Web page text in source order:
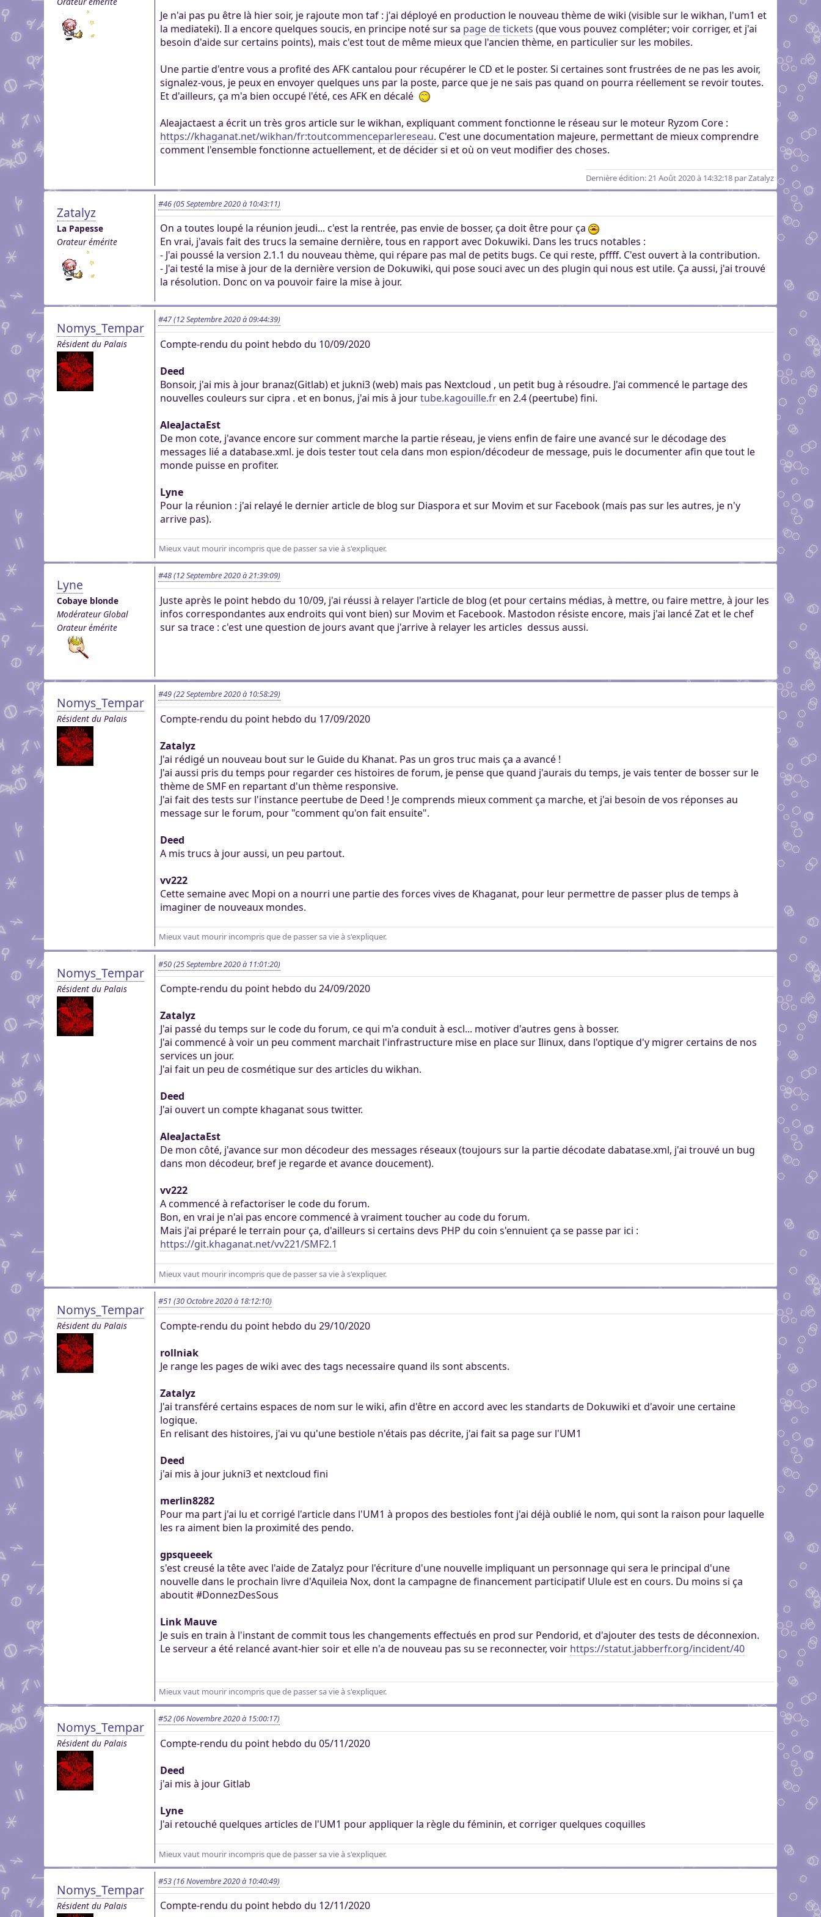
Pour partager des fichiers. Tout le monde
peut s'inscrire, mais limité à 100Mo par
personne si vous n'êtes pas validé.
Visioconférence
Visioconférence
Salon audio et vidéo, accessible sans
compte, via le navigateur. Allumez vos
principal d'échange, préférez le salon
XMPP.
Boutiques
Brillez aux couleurs de Khaganat
visuels ? Vous pouvez les retrouver sur
quelques boutiques en ligne, et sur nos
stands.
Nous soutenir
Notre projet vit grâce aux dons, en
nature, en temps ou en argent.
Découvrez comment nous aider, afin que
nous puissions aller encore plus loin !
Je n'ai pas pu être là hier soir, je rajoute mon taf : j'ai déployé en production le nouveau thème de wiki (visible sur le wikhan, l'um1 et
la mediateki). Il a encore quelques soucis, en principe noté sur sa page de tickets (que vous pouvez compléter; voir corriger, et j'ai
besoin d'aide sur certains points), mais c'est tout de même mieux que l'ancien thème, en particulier sur les mobiles.
Une partie d'entre vous a profité des AFK cantalou pour récupérer le CD et le poster. Si certaines sont frustrées de ne pas les avoir,
signalez-vous, je peux en envoyer quelques uns par la poste, parce que je ne sais pas quand on pourra réellement se revoir toutes.
Et d'ailleurs, ça m'a bien occupé l'été, ces AFK en décalé
Aleajactaest a écrit un très gros article sur le wikhan, expliquant comment fonctionne le réseau sur le moteur Ryzom Core :
https://khaganat.net/wikhan/fr:toutcommenceparlereseau. C'est une documentation majeure, permettant de mieux comprendre
comment l'ensemble fonctionne actuellement, et de décider si et où on veut modifier des choses.
Dernière édition: 21 Août 2020 à 14:32:18 par Zatalyz
Zatalyz
La Papesse
Orateur émérite
#46(05 Septembre 2020 à 10:43:11)
On a toutes loupé la réunion jeudi... c'est la rentrée, pas envie de bosser, ça doit être pour ça
En vrai, j'avais fait des trucs la semaine dernière, tous en rapport avec Dokuwiki. Dans les trucs notables :
- J'ai poussé la version 2.1.1 du nouveau thème, qui répare pas mal de petits bugs. Ce qui reste, pffff. C'est ouvert à la contribution.
- J'ai testé la mise à jour de la dernière version de Dokuwiki, qui pose souci avec un des plugin qui nous est utile. Ça aussi, j'ai trouvé
la résolution. Donc on va pouvoir faire la mise à jour.
Nomys_Tempar
Résident du Palais
#47(12 Septembre 2020 à 09:44:39)
Compte-rendu du point hebdo du 10/09/2020
Deed
Bonsoir, j'ai mis à jour branaz(Gitlab) et jukni3 (web) mais pas Nextcloud , un petit bug à résoudre. J'ai commencé le partage des
nouvelles couleurs sur cipra . et en bonus, j'ai mis à jourtube.kagouille.fren 2.4 (peertube) fini.
AleaJactaEst
De mon cote, j'avance encore sur comment marche la partie réseau, je viens enfin de faire une avancé sur le décodage des
messages lié a database.xml. je dois tester tout cela dans mon espion/décodeur de message, puis le documenter afin que tout le
monde puisse en profiter.
Lyne
Pour la réunion : j'ai relayé le dernier article de blog sur Diaspora et sur Movim et sur Facebook (mais pas sur les autres, je n'y
arrive pas).
Mieux vaut mourir incompris que de passer sa vie à s'expliquer.
Lyne
Cobaye blonde
Modérateur Global
Orateur émérite
#48(12 Septembre 2020 à 21:39:09)
Juste après le point hebdo du 10/09, j'ai réussi à relayer l'article de blog (et pour certains médias, à mettre, ou faire mettre, à jour les
infos correspondantes aux endroits qui vont bien) sur Movim et Facebook. Mastodon résiste encore, mais j'ai lancé Zat et le chef
sur sa trace : c'est une question de jours avant que j'arrive à relayer les articles dessus aussi.
Nomys_Tempar
Résident du Palais
#49(22 Septembre 2020 à 10:58:29)
Compte-rendu du point hebdo du 17/09/2020
Zatalyz
J'ai rédigé un nouveau bout sur le Guide du Khanat. Pas un gros truc mais ça a avancé !
J'ai aussi pris du temps pour regarder ces histoires de forum, je pense que quand j'aurais du temps, je vais tenter de bosser sur le
thème de SMF en repartant d'un thème responsive.
J'ai fait des tests sur l'instance peertube de Deed ! Je comprends mieux comment ça marche, et j'ai besoin de vos réponses au
message sur le forum, pour "comment qu'on fait ensuite".
Deed
A mis trucs à jour aussi, un peu partout.
vv222
Cette semaine avec Mopi on a nourri une partie des forces vives de Khaganat, pour leur permettre de passer plus de temps à
imaginer de nouveaux mondes.
Mieux vaut mourir incompris que de passer sa vie à s'expliquer.
Nomys_Tempar
Résident du Palais
#50(25 Septembre 2020 à 11:01:20)
Compte-rendu du point hebdo du 24/09/2020
Zatalyz
J'ai passé du temps sur le code du forum, ce qui m'a conduit à escl... motiver d'autres gens à bosser.
J'ai commencé à voir un peu comment marchait l'infrastructure mise en place sur Ilinux, dans l'optique d'y migrer certains de nos
services un jour.
J'ai fait un peu de cosmétique sur des articles du wikhan.
Deed
J'ai ouvert un compte khaganat sous twitter.
AleaJactaEst
De mon côté, j'avance sur mon décodeur des messages réseaux (toujours sur la partie décodate dabatase.xml, j'ai trouvé un bug
dans mon décodeur, bref je regarde et avance doucement).
vv222
A commencé à refactoriser le code du forum.
Bon, en vrai je n'ai pas encore commencé à vraiment toucher au code du forum.
Mais j'ai préparé le terrain pour ça, d'ailleurs si certains devs PHP du coin s'ennuient ça se passe par ici :
https://git.khaganat.net/vv221/SMF2.1
Mieux vaut mourir incompris que de passer sa vie à s'expliquer.
Nomys_Tempar
Résident du Palais
#51 (30 Octobre 2020 à 18:12:10)
Compte-rendu du point hebdo du 29/10/2020
rollniak
Je range les pages de wiki avec des tags necessaire quand ils sont abscents.
Zatalyz
J'ai transféré certains espaces de nom sur le wiki, afin d'être en accord avec les standarts de Dokuwiki et d'avoir une certaine
logique.
En relisant des histoires, j'ai vu qu'une bestiole n'étais pas décrite, j'ai fait sa page sur l'UM1
Deed
j'ai mis à jour jukni3 et nextcloud fini
merlin8282
Pour ma part j'ai lu et corrigé l'article dans l'UM1 à propos des bestioles font j'ai déjà oublié le nom, qui sont la raison pour laquelle
les ra aiment bien la proximité des pendo.
gpsqueeek
s'est creusé la tête avec l'aide de Zatalyz pour l'écriture d'une nouvelle impliquant un personnage qui sera le principal d'une
nouvelle dans le prochain livre d'Aquileia Nox, dont la campagne de financement participatif Ulule est en cours. Du moins si ça
aboutit #DonnezDesSous
Link Mauve
Je suis en train à l'instant de commit tous les changements effectués en prod sur Pendorid, et d'ajouter des tests de déconnexion.
Le serveur a été relancé avant-hier soir et elle n'a de nouveau pas su se reconnecter, voir https://statut.jabberfr.org/incident/40
Mieux vaut mourir incompris que de passer sa vie à s'expliquer.
Nomys_Tempar
Résident du Palais
#52(06 Novembre 2020 à 15:00:17)
Compte-rendu du point hebdo du 05/11/2020
Deed
j'ai mis à jour Gitlab
Lyne
J'ai retouché quelques articles de l'UM1 pour appliquer la règle du féminin, et corriger quelques coquilles
Mieux vaut mourir incompris que de passer sa vie à s'expliquer.
Nomys_Tempar
Résident du Palais
#53(16 Novembre 2020 à 10:40:49)
Compte-rendu du point hebdo du 12/11/2020